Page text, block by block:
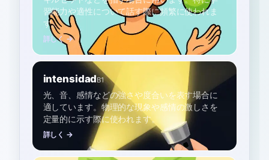
習能力や適性について話す際に頻繁に使われま
す。
詳しく →
intensidadB1
光、音、感情などの強さや度合いを表す場合に
適しています。物理的な現象や感情の激しさを
定量的に示す際に使われます。
詳しく →